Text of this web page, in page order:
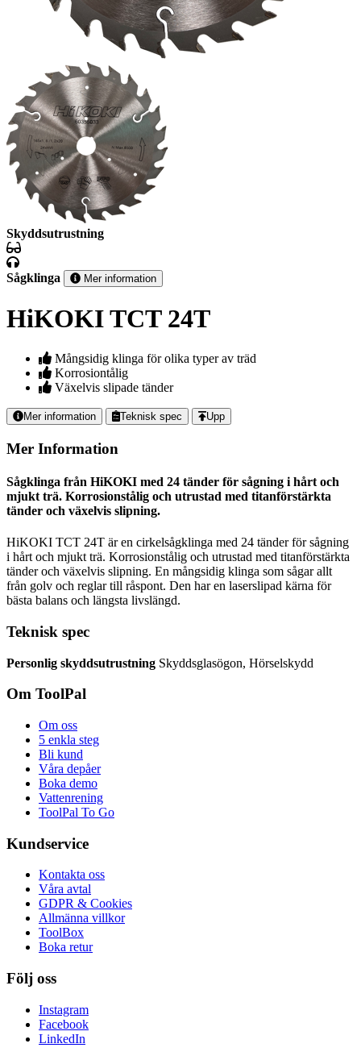
Skyddsutrustning
Sågklinga Mer information
HiKOKI TCT 24T
Mångsidig klinga för olika typer av träd
Korrosiontålig
Växelvis slipade tänder
Relaterade
Produkter
Mer information Teknisk spec Upp
Mer Information
Sågklinga från HiKOKI med 24 tänder för sågning i hårt och
mjukt trä. Korrosionstålig och utrustad med titanförstärkta
tänder och växelvis slipning.
HiKOKI TCT 24T är en cirkelsågklinga med 24 tänder för sågning
i hårt och mjukt trä. Korrosionstålig och utrustad med titanförstärkta
tänder och växelvis slipning. En mångsidig klinga som sågar allt
från golv och reglar till råspont. Den har en laserslipad kärna för
bästa balans och längsta livslängd.
Teknisk spec
Personlig skyddsutrustning Skyddsglasögon, Hörselskydd
Om ToolPal
Om oss
5 enkla steg
Bli kund
Våra depåer
Boka demo
Vattenrening
ToolPal To Go
Kundservice
Kontakta oss
Våra avtal
GDPR & Cookies
Allmänna villkor
ToolBox
Boka retur
Följ oss
Instagram
Facebook
LinkedIn